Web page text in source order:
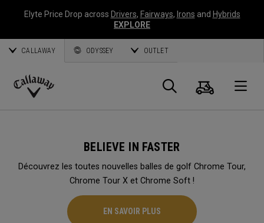
Elyte Price Drop across Drivers, Fairways, Irons and Hybrids
EXPLORE
CALLAWAY ODYSSEY OUTLET
Callaway
Panier
BELIEVE IN FASTER
Découvrez les toutes nouvelles balles de golf Chrome Tour,
Chrome Tour X et Chrome Soft !
EN SAVOIR PLUS